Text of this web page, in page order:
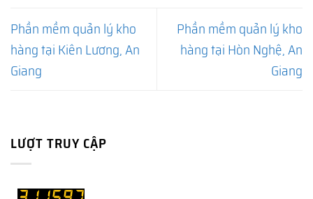
Phần mềm quản lý kho
hàng tại Kiên Lương, An
Giang
Phần mềm quản lý kho
hàng tại Hòn Nghệ, An
Giang
LƯỢT TRUY CẬP